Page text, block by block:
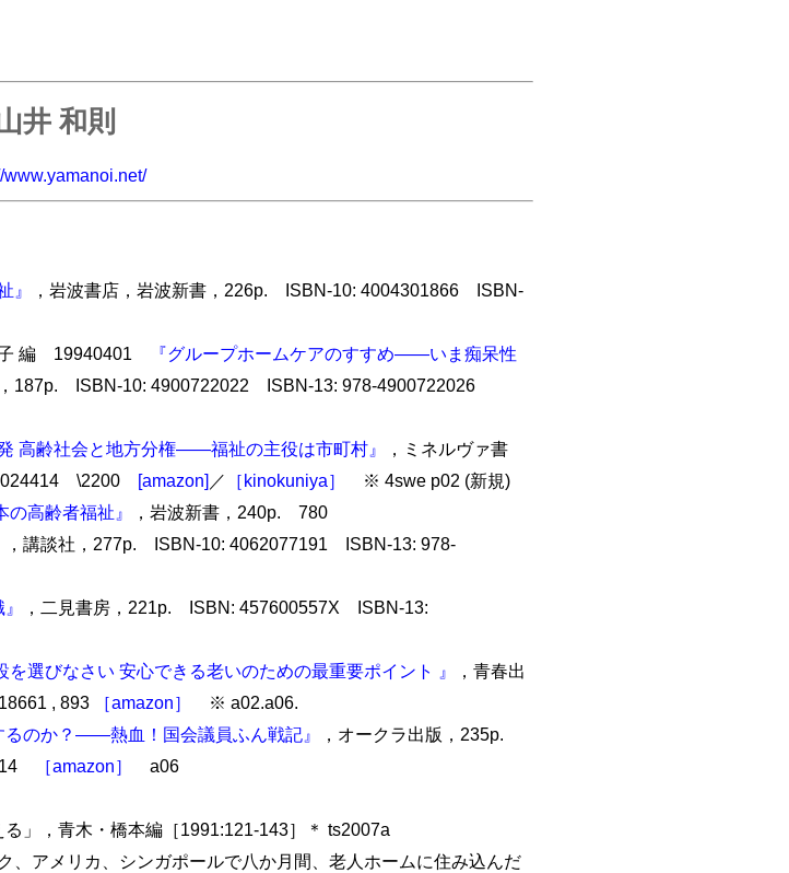
井 和則
www.yamanoi.net/
』
，岩波書店，岩波新書，226p. ISBN-10: 4004301866 ISBN-
子 編 19940401
『グループホームケアのすすめ――いま痴呆性
，187p. ISBN-10: 4900722022 ISBN-13: 978-4900722026
高齢社会と地方分権――福祉の主役は市町村』
，ミネルヴァ書
\2200 [amazon]／ ［kinokuniya］
※ 4swe p02 (新規)
高齢者福祉』
，岩波新書，240p. 780
，講談社，277p. ISBN-10: 4062077191 ISBN-13: 978-
，二見書房，221p. ISBN: 457600557X ISBN-13:
選びなさい 安心できる老いのための最重要ポイント 』
，青春出
, 893
［amazon］
※ a02.a06.
るのか？――熱血！国会議員ふん戦記』
，オークラ出版，235p.
［amazon］ a06
，青木・橋本編［1991:121-143］＊ ts2007a
アメリカ、シンガポールで八か月間、老人ホームに住み込んだ